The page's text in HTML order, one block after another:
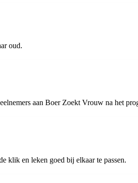
oud.
aan Boer Zoekt Vrouw na het
klik en leken goed bij elkaar te passen.